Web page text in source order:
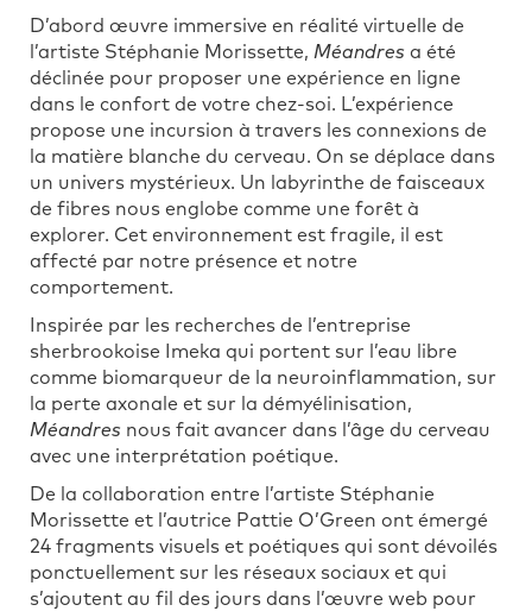
D’abord œuvre immersive en réalité virtuelle de
l’artiste Stéphanie Morissette, Méandres a été
déclinée pour proposer une expérience en ligne
dans le confort de votre chez-soi. L’expérience
propose une incursion à travers les connexions de
la matière blanche du cerveau. On se déplace dans
un univers mystérieux. Un labyrinthe de faisceaux
de fibres nous englobe comme une forêt à
explorer. Cet environnement est fragile, il est
affecté par notre présence et notre
comportement.
Inspirée par les recherches de l’entreprise
sherbrookoise Imeka qui portent sur l’eau libre
comme biomarqueur de la neuroinflammation, sur
la perte axonale et sur la démyélinisation,
Méandres nous fait avancer dans l’âge du cerveau
avec une interprétation poétique.
De la collaboration entre l’artiste Stéphanie
Morissette et l’autrice Pattie O’Green ont émergé
24 fragments visuels et poétiques qui sont dévoilés
ponctuellement sur les réseaux sociaux et qui
s’ajoutent au fil des jours dans l’œuvre web pour